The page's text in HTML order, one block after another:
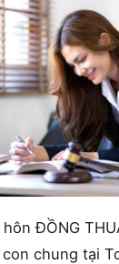
ĐỒNG
chung tại